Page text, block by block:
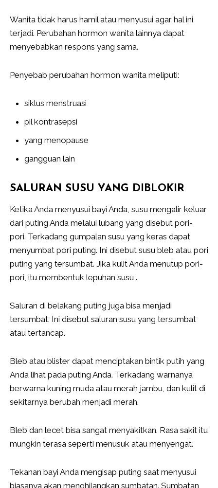
Wanita tidak harus hamil atau menyusui agar hal ini
terjadi. Perubahan hormon wanita lainnya dapat
menyebabkan respons yang sama.
Penyebab perubahan hormon wanita meliputi:
siklus menstruasi
pil kontrasepsi
yang menopause
gangguan lain
SALURAN SUSU YANG DIBLOKIR
Ketika Anda menyusui bayi Anda, susu mengalir keluar
dari puting Anda melalui lubang yang disebut pori-
pori. Terkadang gumpalan susu yang keras dapat
menyumbat pori puting. Ini disebut susu bleb atau pori
puting yang tersumbat. Jika kulit Anda menutup pori-
pori, itu membentuk lepuhan susu .
Saluran di belakang puting juga bisa menjadi
tersumbat. Ini disebut saluran susu yang tersumbat
atau tertancap.
Bleb atau blister dapat menciptakan bintik putih yang
Anda lihat pada puting Anda. Terkadang warnanya
berwarna kuning muda atau merah jambu, dan kulit di
sekitarnya berubah menjadi merah.
Bleb dan lecet bisa sangat menyakitkan. Rasa sakit itu
mungkin terasa seperti menusuk atau menyengat.
Tekanan bayi Anda mengisap puting saat menyusui
biasanya akan menghilangkan sumbatan. Sumbatan